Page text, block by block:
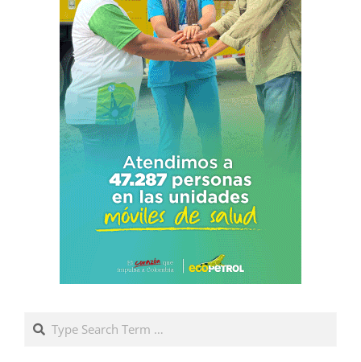
Search